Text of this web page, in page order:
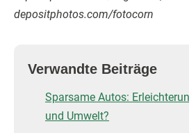
depositphotos.com/fotocorn
Verwandte Beiträge
Sparsame Autos:
und Umwelt?